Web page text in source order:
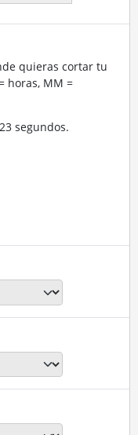
quieras cortar tu
horas, MM =
segundos.